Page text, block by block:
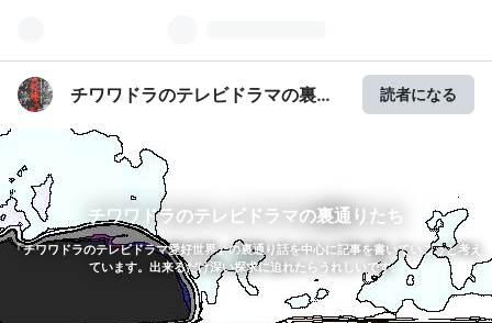
チワワドラのテレビドラマの裏通
読者になる
チワワドラのテレビドラマの裏通りたち
「チワワドラのテレビドラマ愛好世界」の裏通り話を中心に記事を書いていこうと考え
ています。出来るだけ深い探求に迫れたらうれしいです。